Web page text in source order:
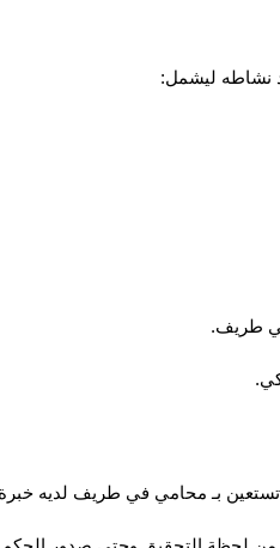
نشاطه ليشمل:
في طريف.
تستعين بـ محامي في طريف لديه